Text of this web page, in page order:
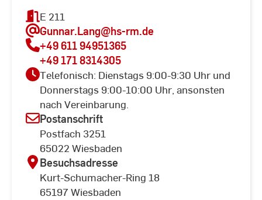
E 211
Gunnar.Lang@hs-rm.de
+49 611 94951365
+49 171 8314305
Telefonisch: Dienstags 9:00-9:30 Uhr und
Donnerstags 9:00-10:00 Uhr, ansonsten
nach Vereinbarung.
Postanschrift
Postfach 3251
65022 Wiesbaden
Besuchsadresse
Kurt-Schumacher-Ring 18
65197 Wiesbaden